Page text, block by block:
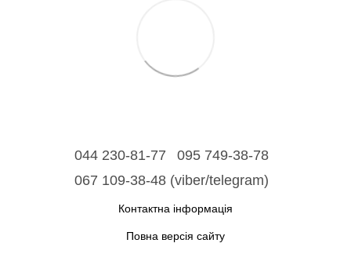
044 230-81-77
095 749-38-78
067 109-38-48 (viber/telegram)
Контактна інформація
Повна версія сайту